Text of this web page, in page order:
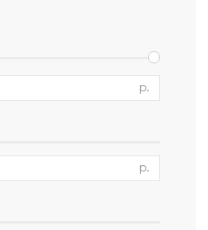
АР, КР, ИР
р.
р.